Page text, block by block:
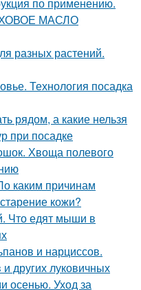
МАСЛО
разных растений.
Технология посадка
рядом, а какие нельзя
при посадке
Хвоща полевого
каким причинам
кожи?
Что едят мыши в
и нарциссов.
других луковичных
осенью. Уход за